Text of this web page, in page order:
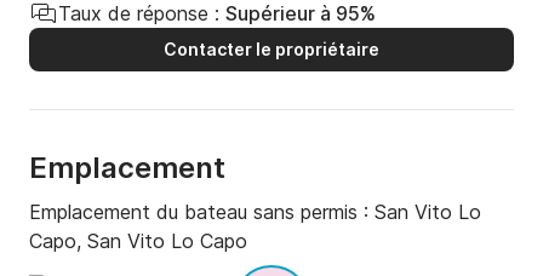
Taux de réponse : Supérieur à 95%
Contacter le propriétaire
Emplacement
Emplacement du bateau sans permis : San Vito Lo
Capo, San Vito Lo Capo